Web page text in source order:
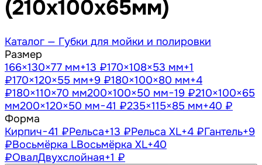
(210x100x65мм)
Каталог — Губки для мойки и полировки
Размер
166×130×77 мм+13 ₽170×108×53 мм+1
₽170×120×55 мм+9 ₽180×100×80 мм+4
₽180×110×70 мм200×100×50 мм−19 ₽210×100×65
мм200×120×50 мм−41 ₽235×115×85 мм+40 ₽
Форма
Кирпич−41 ₽Рельса+13 ₽Рельса XL+4 ₽Гантель+9
₽Восьмёрка LВосьмёрка XL+40
₽ОвалДвухслойная+1 ₽